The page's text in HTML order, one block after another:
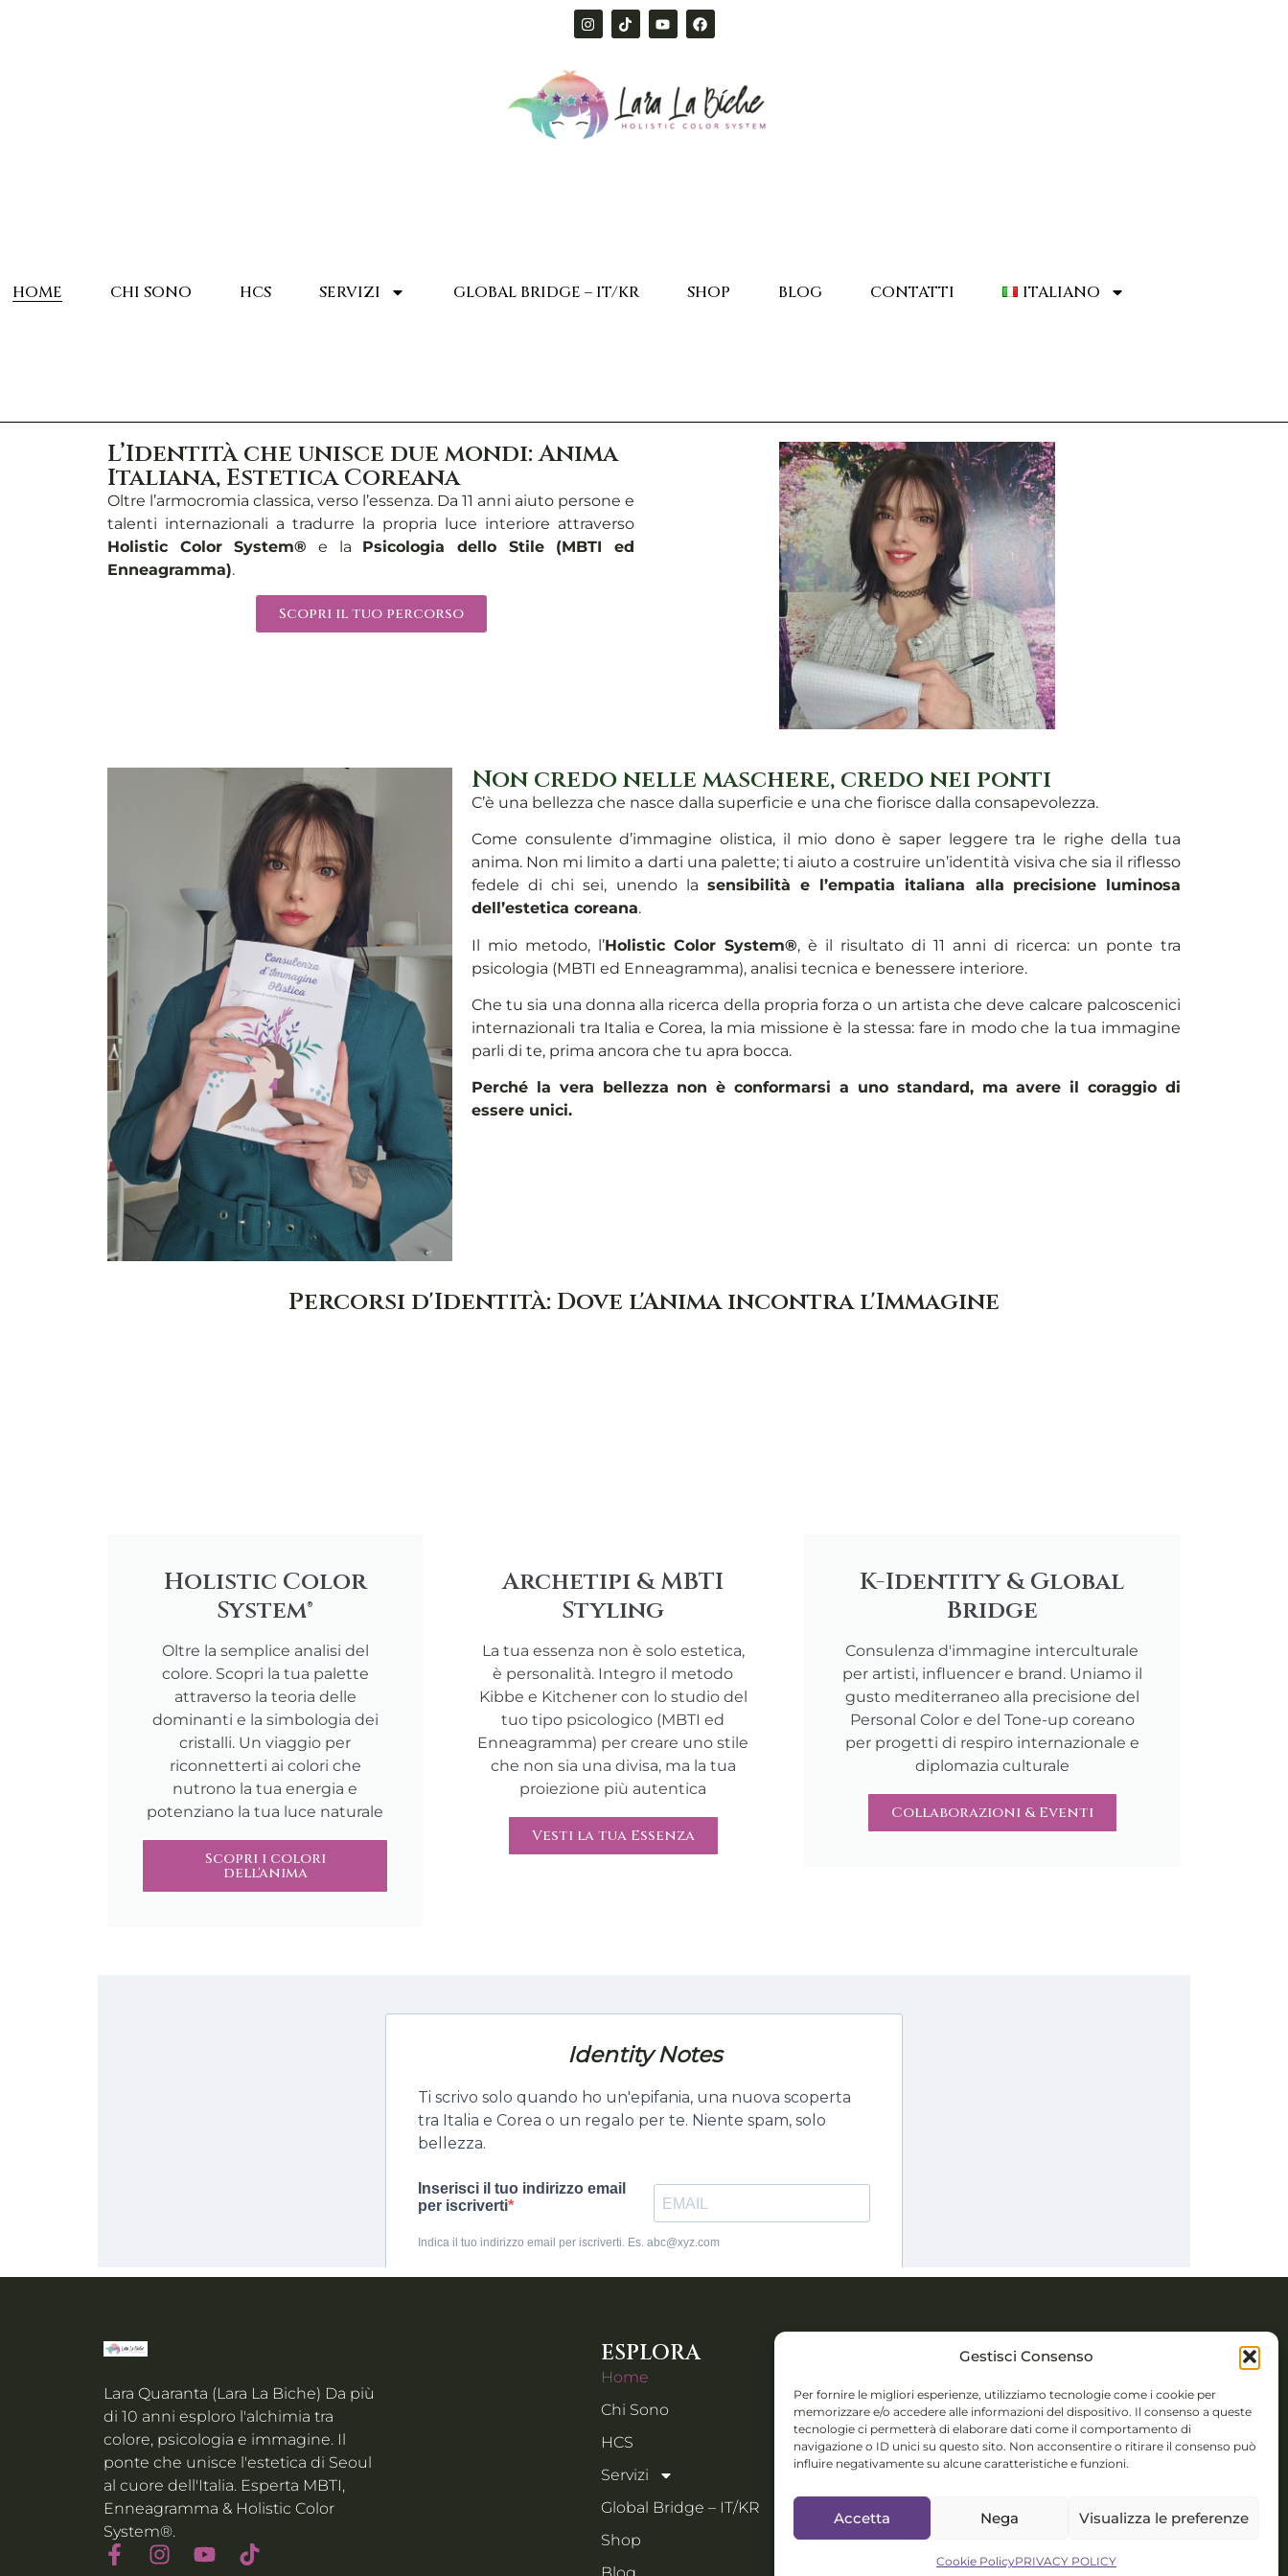
Gestisci Consenso
Per fornire le migliori esperienze, utilizziamo tecnologie come i cookie per
memorizzare e/o accedere alle informazioni del dispositivo. Il consenso a queste
tecnologie ci permetterà di elaborare dati come il comportamento di
navigazione o ID unici su questo sito. Non acconsentire o ritirare il consenso può
influire negativamente su alcune caratteristiche e funzioni.
Accetta Nega Visualizza le preferenze
Cookie PolicyPRIVACY POLICY
HOME CHI SONO HCS SERVIZI GLOBAL BRIDGE – IT/KR SHOP BLOG CONTATTI ITALIANO
L’Identità che unisce due mondi: Anima
Italiana, Estetica Coreana
Oltre l’armocromia classica, verso l’essenza. Da 11 anni aiuto persone e
talenti internazionali a tradurre la propria luce interiore attraverso
Holistic Color System® e la Psicologia dello Stile (MBTI ed
Enneagramma).
Scopri il tuo percorso
Non credo nelle maschere, credo nei ponti
C’è una bellezza che nasce dalla superficie e una che fiorisce dalla consapevolezza.
Come consulente d’immagine olistica, il mio dono è saper leggere tra le righe della tua
anima. Non mi limito a darti una palette; ti aiuto a costruire un’identità visiva che sia il riflesso
fedele di chi sei, unendo la sensibilità e l’empatia italiana alla precisione luminosa
dell’estetica coreana.
Il mio metodo, l’Holistic Color System®, è il risultato di 11 anni di ricerca: un ponte tra
psicologia (MBTI ed Enneagramma), analisi tecnica e benessere interiore.
Che tu sia una donna alla ricerca della propria forza o un artista che deve calcare palcoscenici
internazionali tra Italia e Corea, la mia missione è la stessa: fare in modo che la tua immagine
parli di te, prima ancora che tu apra bocca.
Perché la vera bellezza non è conformarsi a uno standard, ma avere il coraggio di
essere unici.
Percorsi d'Identità: Dove l'Anima incontra l'Immagine
Holistic Color
System®
Oltre la semplice analisi del
colore. Scopri la tua palette
attraverso la teoria delle
dominanti e la simbologia dei
cristalli. Un viaggio per
riconnetterti ai colori che
nutrono la tua energia e
potenziano la tua luce naturale
Scopri i colori
dell'anima
Archetipi & MBTI
Styling
La tua essenza non è solo estetica,
è personalità. Integro il metodo
Kibbe e Kitchener con lo studio del
tuo tipo psicologico (MBTI ed
Enneagramma) per creare uno stile
che non sia una divisa, ma la tua
proiezione più autentica
Vesti la tua Essenza
K-Identity & Global
Bridge
Consulenza d'immagine interculturale
per artisti, influencer e brand. Uniamo il
gusto mediterraneo alla precisione del
Personal Color e del Tone-up coreano
per progetti di respiro internazionale e
diplomazia culturale
Collaborazioni & Eventi
Lara Quaranta (Lara La Biche) Da più
di 10 anni esploro l'alchimia tra
colore, psicologia e immagine. Il
ponte che unisce l'estetica di Seoul
al cuore dell'Italia. Esperta MBTI,
Enneagramma & Holistic Color
System®.
ESPLORA
Home
Chi Sono
HCS
Servizi
Global Bridge – IT/KR
Shop
Orzinuovi (BS)
Email:
holisticcolorsystem@gmail.com
Collabs: Disponibile per
progetti interculturali,
festival e talent